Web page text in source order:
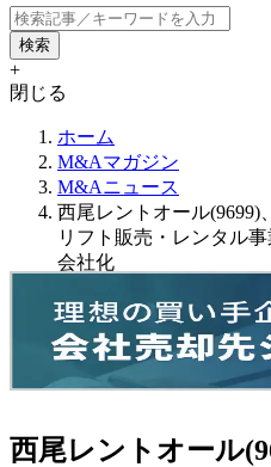
+
閉じる
ホーム
M&Aマガジン
M&Aニュース
西尾レントオール(9699)
リフト販売・レンタル事
会社化
西尾レントオール